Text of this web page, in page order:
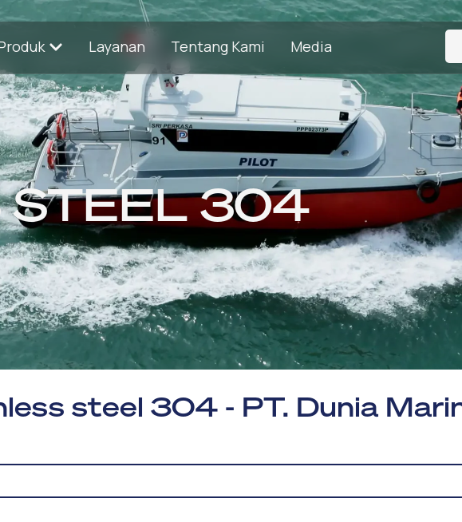
Layanan Tentang Kami Media
STEEL 304
steel 304 - PT. Dunia